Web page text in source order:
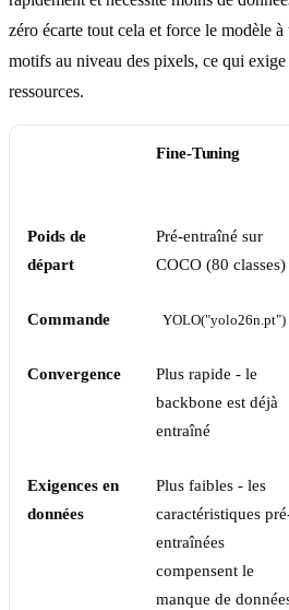
zéro écarte tout cela et force le modèle
motifs au niveau des pixels, ce qui
ressources.
Fine-Tuning
Poids de
départ
Pré-entraîné sur
COCO (80 classes)
Commande YOLO("yolo26n.pt")
Convergence
Plus rapide - le
backbone est déjà
entraîné
Exigences en
données
Plus faibles - les
caractéristiques
entraînées
compensent le
manque de